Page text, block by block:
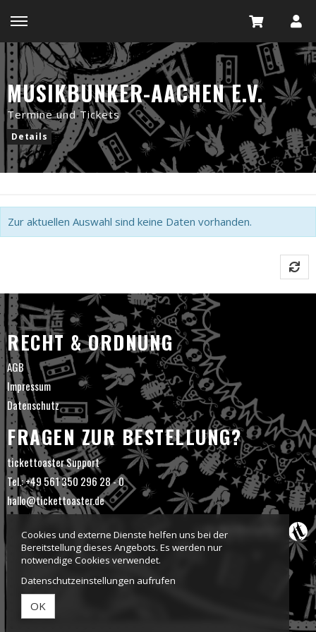
MUSIKBUNKER-AACHEN E.V.
Termine und Tickets
Details
Zur aktuellen Auswahl sind keine Daten vorhanden.
RECHT & ORDNUNG
AGB
Impressum
Datenschutz
FRAGEN ZUR BESTELLUNG?
tickettoaster Support
Tel.: +49 561 350 296 28 - 0
hallo@tickettoaster.de
Cookies und externe Dienste helfen uns bei der
Bereitstellung dieses Angebots. Es werden nur
notwendige Cookies verwendet.
Datenschutzeinstellungen aufrufen
OK